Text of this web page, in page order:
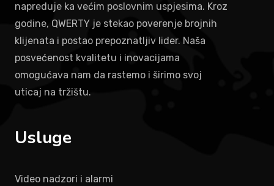
napreduje ka većim poslovnim uspjesima. Kroz
godine, QWERTY je stekao poverenje brojnih
klijenata i postao prepoznatljiv lider. Naša
posvećenost kvalitetu i inovacijama
omogućava nam da rastemo i širimo svoj
uticaj na tržištu.
Usluge
Video nadzori i alarmi